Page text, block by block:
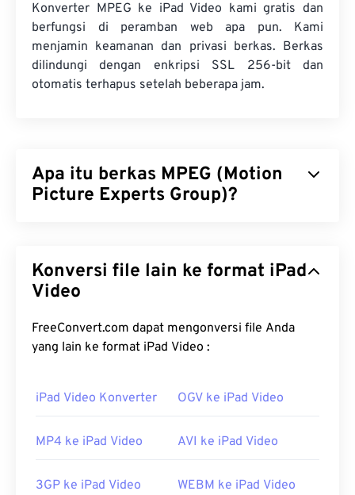
Konverter MPEG ke iPad Video kami gratis dan
berfungsi di peramban web apa pun. Kami
menjamin keamanan dan privasi berkas. Berkas
dilindungi dengan enkripsi SSL 256-bit dan
otomatis terhapus setelah beberapa jam.
Apa itu berkas MPEG (Motion
Picture Experts Group)?
nama organisasi yang mengembangkan standar
format tersebut. Format berkas ini menggunakan
menghasilkan berkas berukuran kecil dengan
kualitas yang relatif baik. Ekstensi berkas MPEG
Bagaimana cara membuka berkas
video bawaan sistem operasi. Di Windows, berkas
Konversi file lain ke format iPad
Video
FreeConvert.com dapat mengonversi file Anda
yang lain ke format iPad Video :
iPad Video Konverter OGV ke iPad Video
MP4 ke iPad Video AVI ke iPad Video
3GP ke iPad Video WEBM ke iPad Video